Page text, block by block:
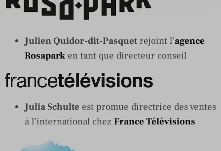
Julien Quidor-dit-Pasquetrejoint l’agence
Rosapark en tant que directeur conseil
Julia Schulte est promue directrice des ventes
à l’international chez France Télévisions